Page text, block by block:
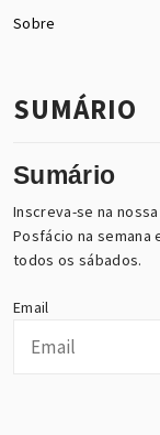
Sobre
SUMÁRIO
Sumário
Inscreva-se na
Posfácio na semana
todos os sábados.
Email